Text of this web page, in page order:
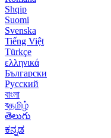
Shqip
Suomi
Svenska
Tiếng Việt
Türkçe
ελληνικά
Български
Русский
বাংলা
বதமிழ்
తెలుగు
ಕನ್ನಡ